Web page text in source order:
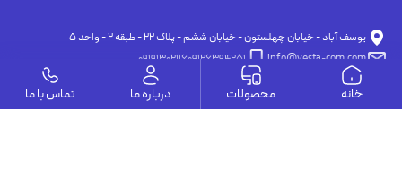
يوسف آباد - خيابان چهلستون - خيابان ششم - پلاك ٢٢ - طبقه ٢ - واحد ٥
info@vesta-com.com
09126394251
09191302116
خانه محصولات درباره ما تماس با ما